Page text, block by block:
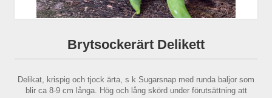
Brytsockerärt Delikett
Delikat, krispig och tjock ärta, s k Sugarsnap med runda baljor som
blir ca 8-9 cm långa. Hög och lång skörd under förutsättning att